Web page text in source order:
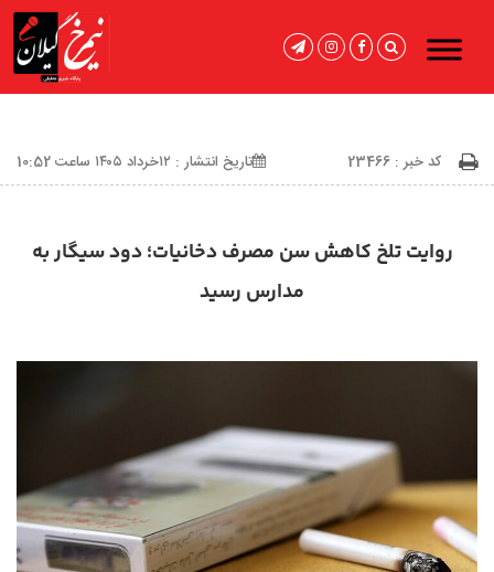
کد خبر : 23466 تاریخ انتشار : ۱۲خرداد ۱۴۰۵ ساعت 10:52
روایت تلخ کاهش سن مصرف دخانیات؛ دود سیگار به
مدارس رسید